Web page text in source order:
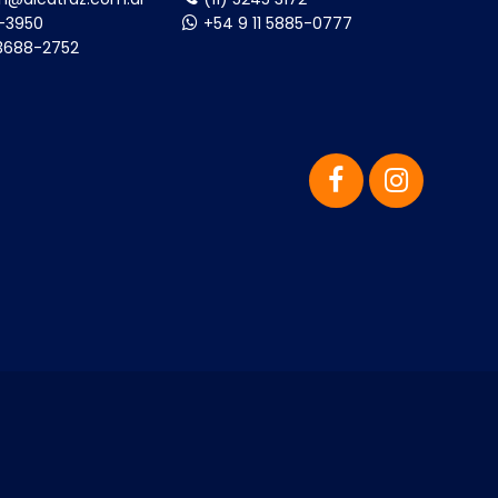
3950
2752
+54 9 11 5885-0777